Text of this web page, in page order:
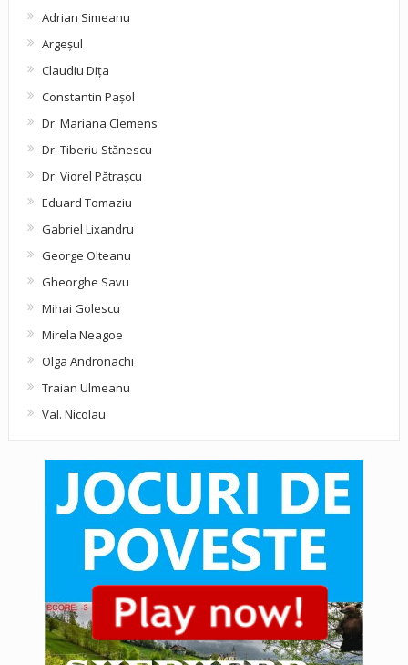
Adrian Simeanu
Argeşul
Claudiu Diţa
Constantin Pașol
Dr. Mariana Clemens
Dr. Tiberiu Stănescu
Dr. Viorel Pătraşcu
Eduard Tomaziu
Gabriel Lixandru
George Olteanu
Gheorghe Savu
Mihai Golescu
Mirela Neagoe
Olga Andronachi
Traian Ulmeanu
Val. Nicolau